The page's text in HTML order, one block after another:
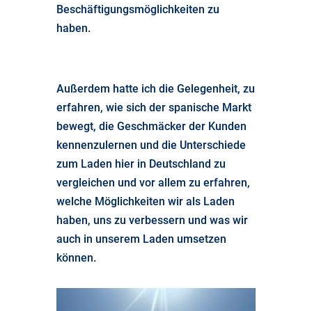
Beschäftigungsmöglichkeiten zu
haben.
Außerdem hatte ich die Gelegenheit, zu
erfahren, wie sich der spanische Markt
bewegt, die Geschmäcker der Kunden
kennenzulernen und die Unterschiede
zum Laden hier in Deutschland zu
vergleichen und vor allem zu erfahren,
welche Möglichkeiten wir als Laden
haben, uns zu verbessern und was wir
auch in unserem Laden umsetzen
können.